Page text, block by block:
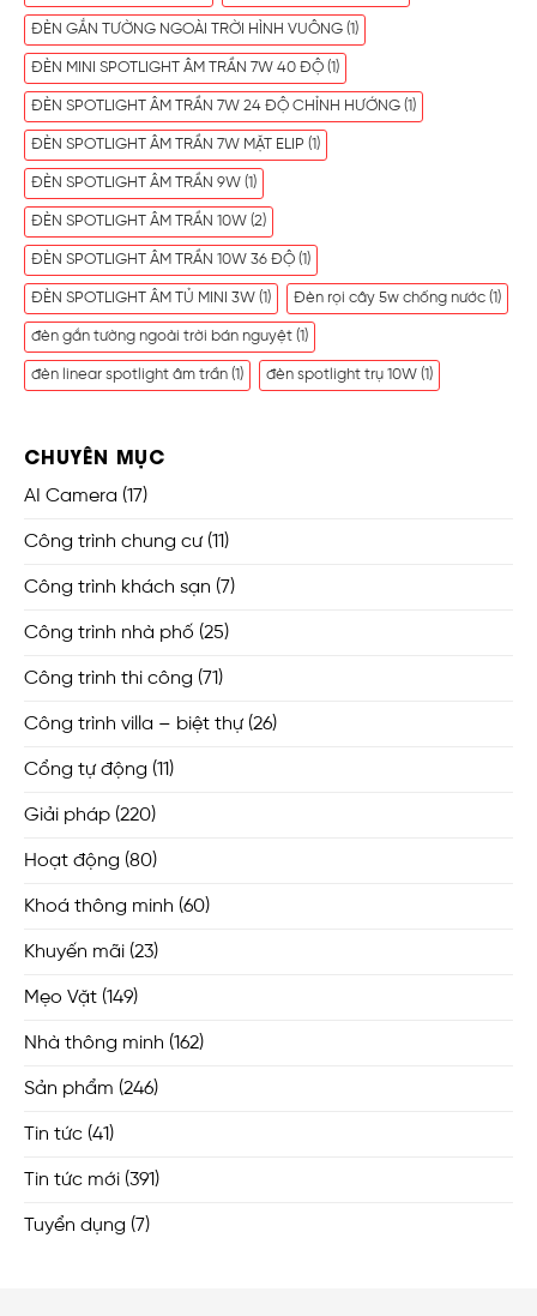
ĐÈN GẮN TƯỜNG NGOÀI TRỜI HÌNH VUÔNG (1)
ĐÈN MINI SPOTLIGHT ÂM TRẦN 7W 40 ĐỘ (1)
ĐÈN SPOTLIGHT ÂM TRẦN 7W 24 ĐỘ CHỈNH HƯỚNG (1)
ĐÈN SPOTLIGHT ÂM TRẦN 7W MẶT ELIP (1)
ĐÈN SPOTLIGHT ÂM TRẦN 9W (1)
ĐÈN SPOTLIGHT ÂM TRẦN 10W (2)
ĐÈN SPOTLIGHT ÂM TRẦN 10W 36 ĐỘ (1)
ĐÈN SPOTLIGHT ÂM TỦ MINI 3W (1) Đèn rọi cây 5w chống nước (1)
đèn gắn tường ngoài trời bán nguyệt (1)
đèn linear spotlight âm trần (1) đèn spotlight trụ 10W (1)
CHUYÊN MỤC
AI Camera (17)
Công trình chung cư(11)
Công trình khách sạn (7)
Công trình nhà phố (25)
Công trình thi công (71)
Công trình villa – biệt thự(26)
Cổng tự động (11)
Giải pháp (220)
Hoạt động (80)
Khoá thông minh (60)
Khuyến mãi (23)
Mẹo Vặt (149)
Nhà thông minh (162)
Sản phẩm (246)
Tin tức (41)
Tin tức mới (391)
Tuyển dụng (7)